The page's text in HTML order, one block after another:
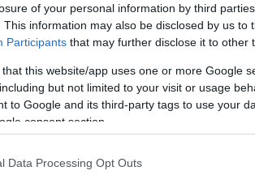
of your personal information by third
This information may also be disclosed by us to
Participants that may further disclose it to other
that this website/app uses one or more Google
but not limited to your visit or usage
to Google and its third-party tags to use your
consent section.
Data Processing Opt Outs